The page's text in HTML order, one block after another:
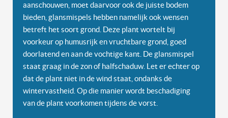
aanschouwen, moet daarvoor ook de juiste bodem
bieden, glansmispels hebben namelijk ook wensen
betreft het soort grond. Deze plant wortelt bij
voorkeur op humusrijk en vruchtbare grond, goed
doorlatend en aan de vochtige kant. De glansmispel
staat graag in de zon of halfschaduw. Let er echter op
dat de plant niet in de wind staat, ondanks de
wintervastheid. Op die manier wordt beschadiging
van de plant voorkomen tijdens de vorst.